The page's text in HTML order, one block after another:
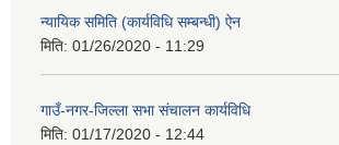
न्यायिक समिति (कार्यविधि सम्बन्धी) ऐन
मिति: 01/26/2020 - 11:29
गाउँ-नगर-जिल्ला सभा संचालन कार्यविधि
मिति: 01/17/2020 - 12:44